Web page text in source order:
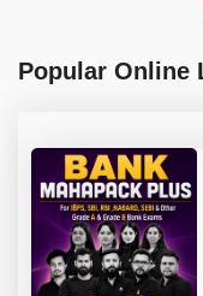
Popular Online